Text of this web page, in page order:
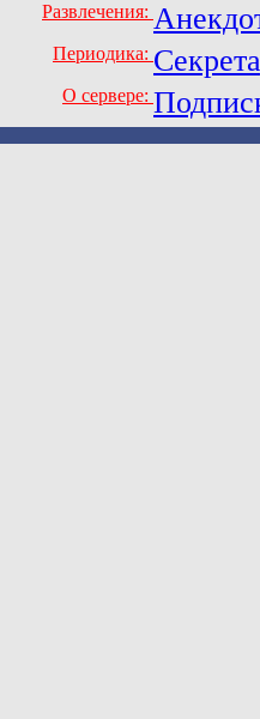
Развлечения:
Периодика:
О сервере: